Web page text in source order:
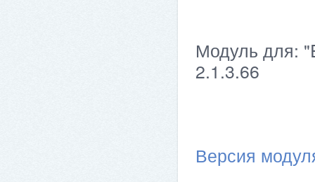
Модуль для:
2.1.3.66
Версия